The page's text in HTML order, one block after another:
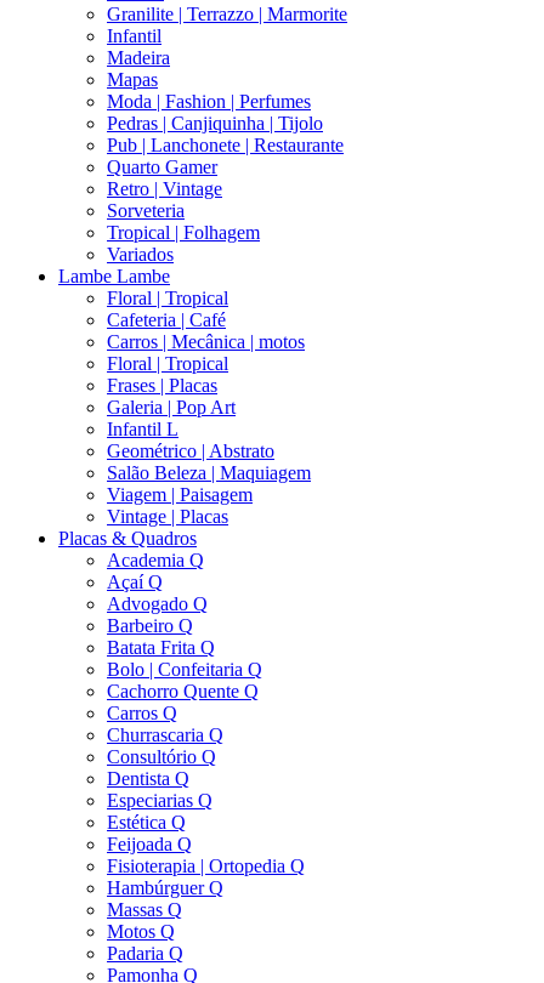
Granilite | Terrazzo | Marmorite
Infantil
Madeira
Mapas
Moda | Fashion | Perfumes
Pedras | Canjiquinha | Tijolo
Pub | Lanchonete | Restaurante
Quarto Gamer
Retro | Vintage
Sorveteria
Tropical | Folhagem
Variados
Lambe Lambe
Floral | Tropical
Cafeteria | Café
Carros | Mecânica | motos
Floral | Tropical
Frases | Placas
Galeria | Pop Art
Infantil L
Geométrico | Abstrato
Salão Beleza | Maquiagem
Viagem | Paisagem
Vintage | Placas
Placas & Quadros
Academia Q
Açaí Q
Advogado Q
Barbeiro Q
Batata Frita Q
Bolo | Confeitaria Q
Cachorro Quente Q
Carros Q
Churrascaria Q
Consultório Q
Dentista Q
Especiarias Q
Estética Q
Feijoada Q
Fisioterapia | Ortopedia Q
Hambúrguer Q
Massas Q
Motos Q
Padaria Q
Pamonha Q